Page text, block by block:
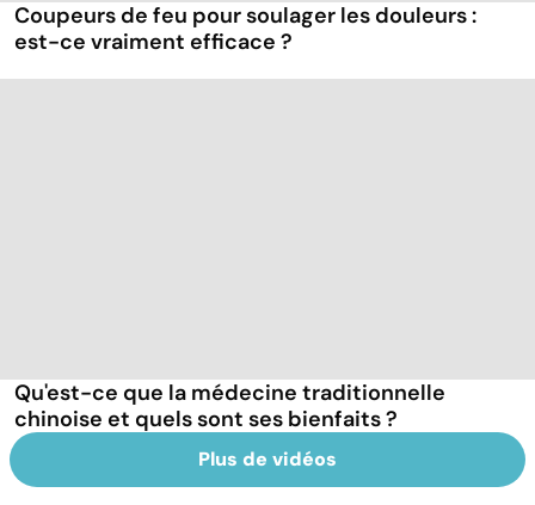
Coupeurs de feu pour soulager les douleurs :
est-ce vraiment efficace ?
Qu'est-ce que la médecine traditionnelle
chinoise et quels sont ses bienfaits ?
Plus de vidéos